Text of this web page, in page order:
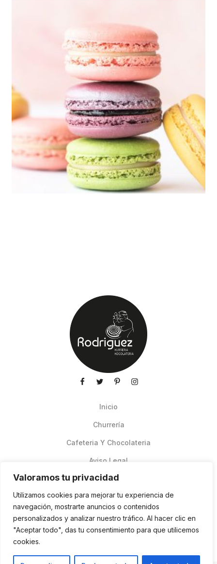
Valoramos tu privacidad
Utilizamos cookies para mejorar tu experiencia de
navegación, mostrarte anuncios o contenidos
personalizados y analizar nuestro tráfico. Al hacer clic en
"Aceptar todo", das tu consentimiento para que utilicemos
cookies.
Inicio
Churrería
Cafeteria Y Chocolateria
Aviso Legal
Pedidos Online Glovo
Contacto